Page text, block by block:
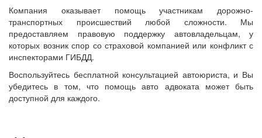
Компания оказывает помощь участникам дорожно-
транспортных происшествий любой сложности. Мы
предоставляем правовую поддержку автовладельцам, у
которых возник спор со страховой компанией или конфликт с
инспекторами ГИБДД.
Воспользуйтесь бесплатной консультацией автоюриста, и Вы
убедитесь в том, что помощь авто адвоката может быть
доступной для каждого.